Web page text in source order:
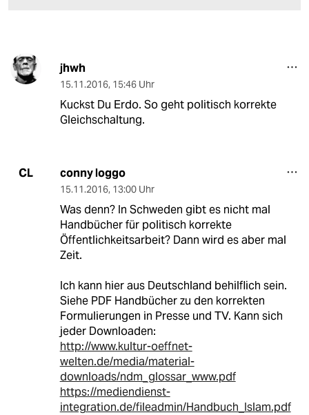
jhwh
15.11.2016, 15:46 Uhr
Kuckst Du Erdo. So geht politisch korrekte
Gleichschaltung.
CL conny loggo
15.11.2016, 13:00 Uhr
Was denn? In Schweden gibt es nicht mal
Handbücher für politisch korrekte
Öffentlichkeitsarbeit? Dann wird es aber mal
Zeit.
Ich kann hier aus Deutschland behilflich sein.
Siehe PDF Handbücher zu den korrekten
Formulierungen in Presse und TV. Kann sich
jeder Downloaden:
http://www.kultur-oeffnet-
welten.de/media/material-
downloads/ndm_glossar_www.pdf
https://mediendienst-
integration.de/fileadmin/Handbuch_Islam.pdf